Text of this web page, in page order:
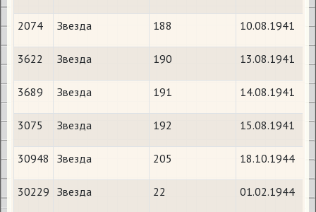
2074 Звезда 188 10.08.1941
3622 Звезда 190 13.08.1941
3689 Звезда 191 14.08.1941
3075 Звезда 192 15.08.1941
30948 Звезда 205 18.10.1944
30229 Звезда 22 01.02.1944